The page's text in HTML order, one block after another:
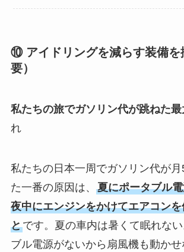
⑩ アイドリングを減らす装備を
要）
私たちの旅でガソリン代が跳ねた最
れ
私たちの日本一周でガソリン代が
た一番の原因は、 夏にポータブル
夜中にエンジンをかけてエアコン
とです。夏の車内は暑くて眠れな
ブル電源がないから扇風機も動かせ